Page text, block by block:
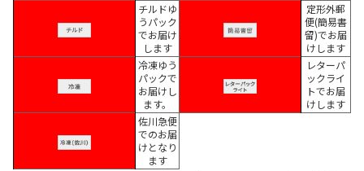
チルドゆ
うパック
でお届け
します
定形外郵
便(簡易書
留)でお届
けします
冷凍ゆう
パックで
お届けし
ます。
レターパ
ックライ
トでお届
けします
佐川急便
でのお届
けとなり
ます